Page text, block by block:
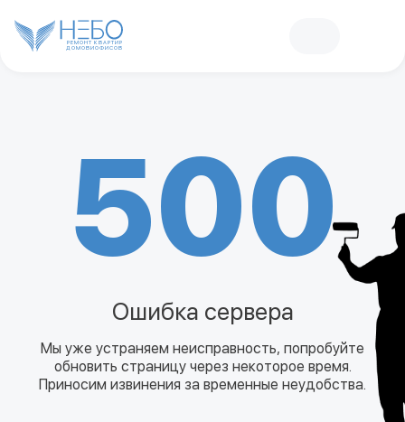
РЕМОНТ КВАРТИР
ДОМОВИОФИСОВ
500
Ошибка сервера
Мы уже устраняем неисправность, попробуйте
обновить страницу через некоторое время.
Приносим извинения за временные неудобства.